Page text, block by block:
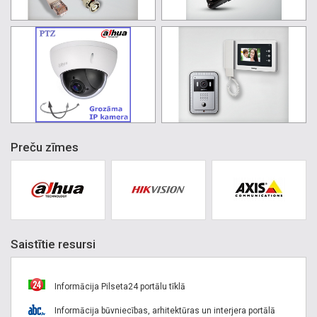
Preču zīmes
Saistītie resursi
Informācija Pilseta24 portālu tīklā
Informācija būvniecības, arhitektūras un interjera portālā